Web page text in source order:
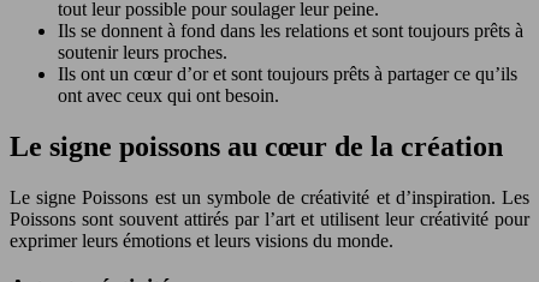
tout leur possible pour soulager leur peine.
Ils se donnent à fond dans les relations et sont toujours prêts à
soutenir leurs proches.
Ils ont un cœur d’or et sont toujours prêts à partager ce qu’ils
ont avec ceux qui ont besoin.
Le signe poissons au cœur de la création
Le signe Poissons est un symbole de créativité et d’inspiration. Les
Poissons sont souvent attirés par l’art et utilisent leur créativité pour
exprimer leurs émotions et leurs visions du monde.